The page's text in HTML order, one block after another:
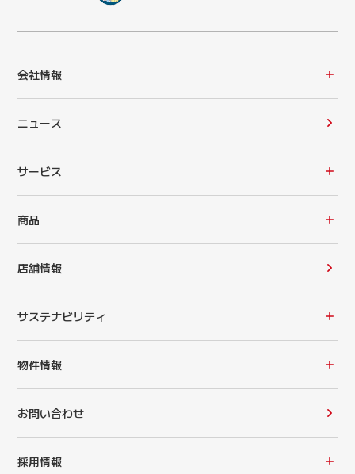
会社情報
ニュース
サービス
商品
店舗情報
サステナビリティ
物件情報
お問い合わせ
採用情報